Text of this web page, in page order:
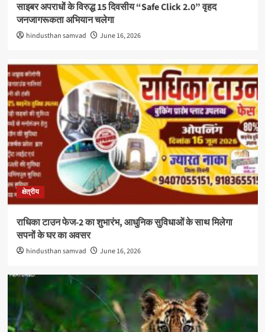
साइबर अपराधों के विरुद्ध 15 दिवसीय “Safe Click 2.0” वृहद
जनजागरूकता अभियान चलेगा
hindusthan samvad June 16, 2026
क्षेत्रीय
राधिका टाउन फेज-2 का शुभारंभ, आधुनिक सुविधाओं के साथ मिलेगा
सपनों के घर का अवसर
hindusthan samvad June 16, 2026